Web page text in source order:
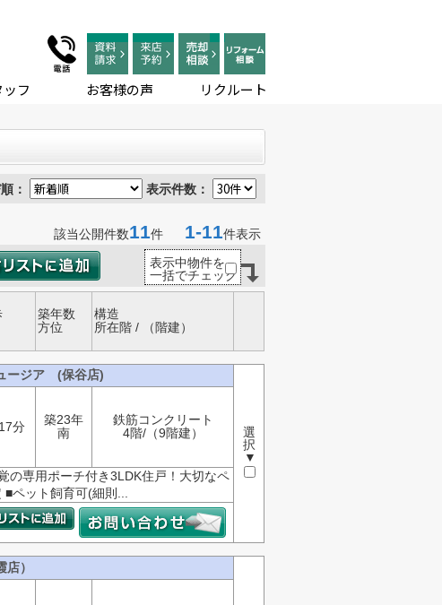
ッフ お客様の声 リクルート
： 表示件数：
該当公開件数11件 1-11件表示
表示中物件を
一括でチェック
築年数
方位
構造
所在階 / （階建）
ージア (保谷店)
選
択
▼
分
築23年
南
鉄筋コンクリート
4階/（9階建）
の専用ポーチ付き3LDK住戸！大切なペ
ペット飼育可(細則...
）